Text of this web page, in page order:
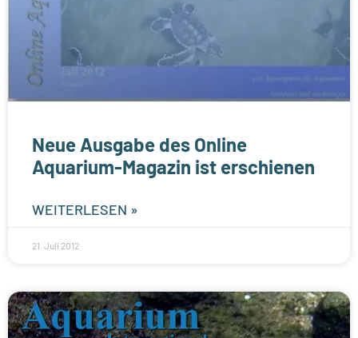
Neue Ausgabe des Online
Aquarium-Magazin ist erschienen
WEITERLESEN »
21. Juli 2012